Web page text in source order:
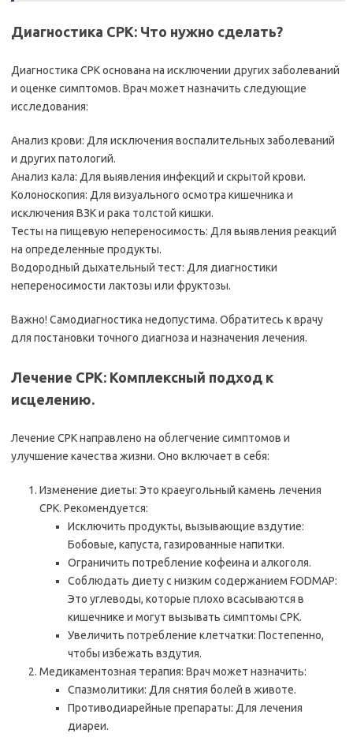
Диагностика СРК: Что нужно сделать?
Диагностика СРК основана на исключении других заболеваний
и оценке симптомов. Врач может назначить следующие
исследования:
Анализ крови: Для исключения воспалительных заболеваний
и других патологий.
Анализ кала: Для выявления инфекций и скрытой крови.
Колоноскопия: Для визуального осмотра кишечника и
исключения ВЗК и рака толстой кишки.
Тесты на пищевую непереносимость: Для выявления реакций
на определенные продукты.
Водородный дыхательный тест: Для диагностики
непереносимости лактозы или фруктозы.
Важно! Самодиагностика недопустима. Обратитесь к врачу
для постановки точного диагноза и назначения лечения.
Лечение СРК: Комплексный подход к
исцелению.
Лечение СРК направлено на облегчение симптомов и
улучшение качества жизни. Оно включает в себя:
Изменение диеты: Это краеугольный камень лечения
СРК. Рекомендуется:
Исключить продукты, вызывающие вздутие:
Бобовые, капуста, газированные напитки.
Ограничить потребление кофеина и алкоголя.
Соблюдать диету с низким содержанием FODMAP:
Это углеводы, которые плохо всасываются в
кишечнике и могут вызывать симптомы СРК.
Увеличить потребление клетчатки: Постепенно,
чтобы избежать вздутия.
Медикаментозная терапия: Врач может назначить:
Спазмолитики: Для снятия болей в животе.
Противодиарейные препараты: Для лечения
диареи.